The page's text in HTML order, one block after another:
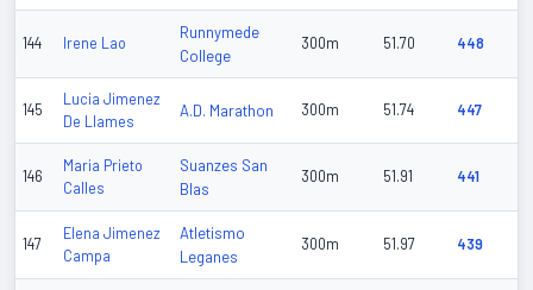
144 Irene Lao
Runnymede
College
300m 51.70 448
145
Lucia Jimenez
De Llames
A.D. Marathon 300m 51.74 447
146
Maria Prieto
Calles
Suanzes San
Blas
300m 51.91 441
147
Elena Jimenez
Campa
Atletismo
Leganes
300m 51.97 439